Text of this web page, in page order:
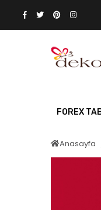
FOREX
Anasayfa